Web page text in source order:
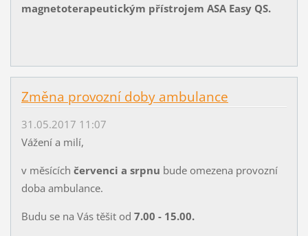
magnetoterapeutickým přístrojem ASA Easy QS.
Změna provozní doby ambulance
31.05.2017 11:07
Vážení a milí,
v měsících červenci a srpnu bude omezena provozní
doba ambulance.
Budu se na Vás těšit od 7.00 - 15.00.